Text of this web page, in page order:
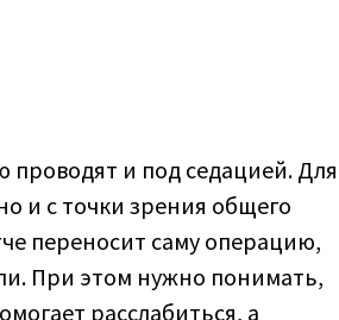
и под седацией. Для
и с точки зрения общего
переносит саму операцию,
При этом нужно понимать,
расслабиться, а